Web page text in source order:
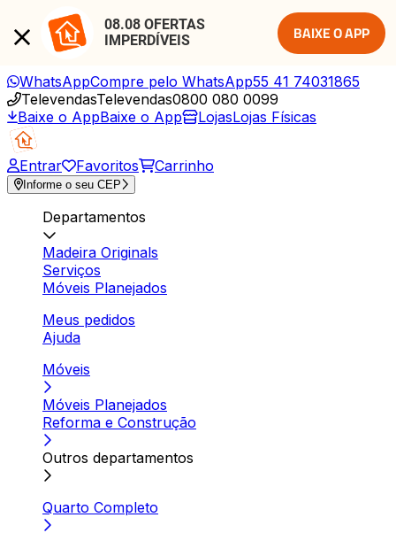
08.08 OFERTAS
IMPERDÍVEIS
BAIXE O APP
WhatsAppCompre pelo WhatsApp55 41 74031865
TelevendasTelevendas0800 080 0099
Baixe o AppBaixe o App LojasLojas Físicas
Entrar Favoritos Carrinho
Informe o seu CEP
Departamentos
Madeira Originals
Serviços
Móveis Planejados
Meus pedidos
Ajuda
Móveis
Móveis Planejados
Reforma e Construção
Outros departamentos
Quarto Completo